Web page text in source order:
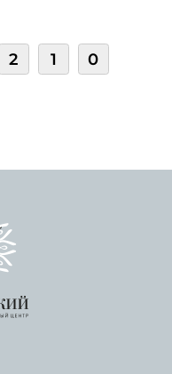
2 1 0